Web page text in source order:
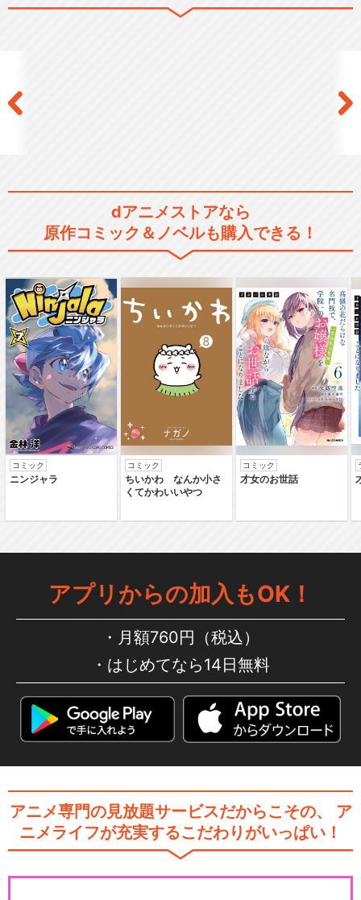
dアニメストアなら
原作コミック＆ノベルも購入できる！
コミック
ニンジャラ
コミック
ちいかわ なんか小さ
くてかわいいやつ
コミック
才女のお世話
アプリからの加入もOK！
月額760円（税込）
はじめてなら14日無料
アニメ専門の見放題サービスだからこその、
ア
ニメライフが充実するこだわりがいっぱい！